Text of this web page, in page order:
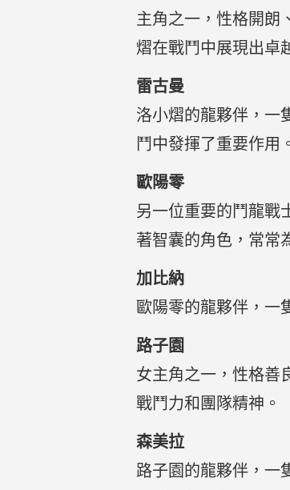
主角之一，性格開朗
熠在戰鬥中展現出卓
雷古曼
洛小熠的龍夥伴，一
鬥中發揮了重要作用。
歐陽零
另一位重要的鬥龍戰
著智囊的角色，常常
加比納
歐陽零的龍夥伴，一
路子園
女主角之一，性格善
戰鬥力和團隊精神。
森美拉
路子園的龍夥伴，一